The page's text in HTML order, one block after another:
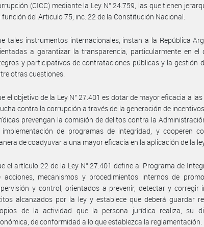
(CICC) mediante la Ley N° 24.759, las que tienen
función del Articulo 75, inc. 22 de la Constitución Nacional.
tales instrumentos internacionales, instan a la República
a garantizar la transparencia, particularmente en el
y participativos de contrataciones públicas y la gestión
otras cuestiones.
el objetivo de la Ley N° 27.401 es dotar de mayor eficacia a
contra la corrupción a través de la generación de
prevengan la comisión de delitos contra la
de programas de integridad, y cooperen
de coadyuvar a una mayor eficacia en la aplicación de la
el artículo 22 de la Ley N° 27.401 define al Programa de
acciones, mecanismos y procedimientos internos de
y control, orientados a prevenir, detectar y corregir
alcanzados por la ley y establece que deberá guardar
de la actividad que la persona jurídica realiza, su
de conformidad a lo que establezca la reglamentación.